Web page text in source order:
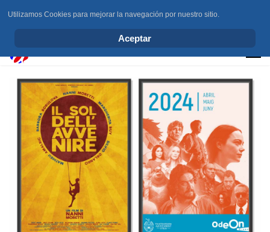
Utilizamos Cookies para mejorar la navegación por nuestro sitio.
Aceptar